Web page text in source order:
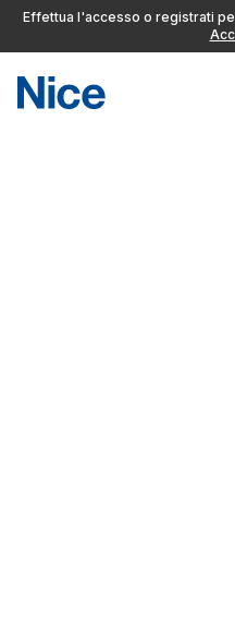
Effettua l'accesso o registrati